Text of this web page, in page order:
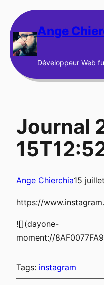
au
contenu Ange
Développeur Web
Journal
Ange Chierchia15
https://
![](dayone-
moment://
Tags: instagram